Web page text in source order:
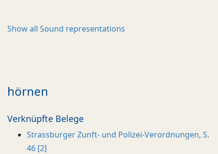
hörnen
Verknüpfte Belege
Strassburger Zunft- und Polizei-Verordnungen, S.
46 [2]
Show all Sound representations